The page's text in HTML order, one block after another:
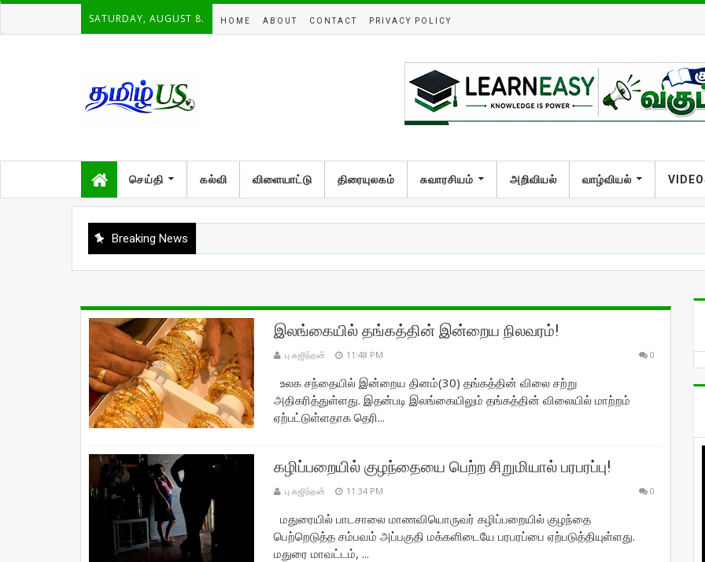
SATURDAY, AUGUST 8. HOME ABOUT CONTACT PRIVACY POLICY
செய்தி கல்வி விளையாட்டு திரையுலகம் சுவாரசியம் அறிவியல் வாழ்வியல்
Breaking News
இலங்கையில் தங்கத்தின் இன்றைய நிலவரம்!
பு.கஜிந்தன் 11:48 PM 0
உலக சந்தையில் இன்றைய தினம்(30) தங்கத்தின் விலை சற்று
அதிகரித்துள்ளது. இதன்படி இலங்கையிலும் தங்கத்தின் விலையில் மாற்றம்
ஏற்பட்டுள்ளதாக தெரி...
கழிப்பறையில் குழந்தையை பெற்ற சிறுமியால் பரபரப்பு!
பு.கஜிந்தன் 11:34 PM 0
மதுரையில் பாடசாலை மாணவியொருவர் கழிப்பறையில் குழந்தை
பெற்றெடுத்த சம்பவம் அப்பகுதி மக்களிடையே பரபரப்பை ஏற்படுத்தியுள்ளது.
மதுரை மாவட்டம், ...